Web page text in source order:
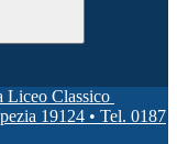
Liceo Classico
19124 • Tel. 0187